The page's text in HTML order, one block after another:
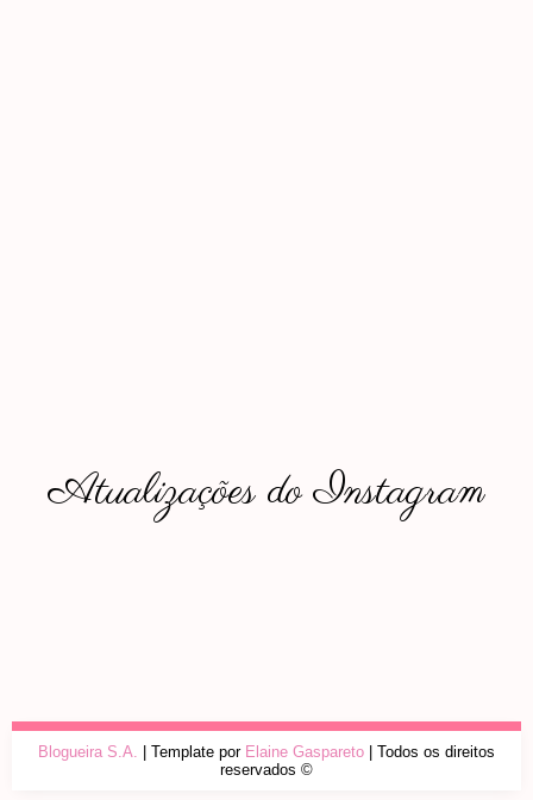
Atualizações do Instagram
Blogueira S.A. | Template por Elaine Gaspareto | Todos os direitos
reservados ©